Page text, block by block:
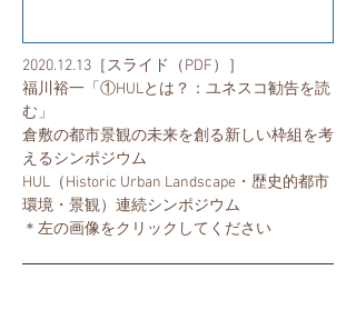
2020.12.13 ［スライド（PDF）］
​福川裕一「①HULとは？：ユネスコ勧告を読
む」
倉敷の都市景観の未来を創る新しい枠組を考
えるシンポジウム
HUL（Historic Urban Landscape・歴史的都市
環境・景観）連続シンポジウム
​＊左の画像をクリックしてください